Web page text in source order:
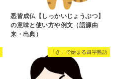
悉皆成仏【しっかいじょうぶつ】
の意味と使い方や例文（語源由
来・出典）
「き」で始まる四字熟語